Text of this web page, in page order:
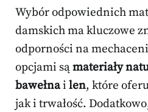
Wybór odpowiednich
damskich ma kluczowe
odporności na
opcjami sąmateriały
bawełnai len, które
jak i trwałość.